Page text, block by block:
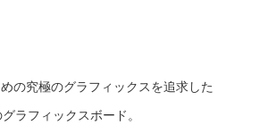
の究極のグラフィックスを追求した
ラフィックスボード。